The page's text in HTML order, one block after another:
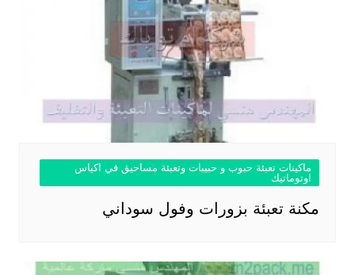
ماكينات تعبئة حبوب و حبيبات وتعبئة مساحيق في اكياس
اوتوماتيك
مكنة تعبئة بزورات وفول سوداني